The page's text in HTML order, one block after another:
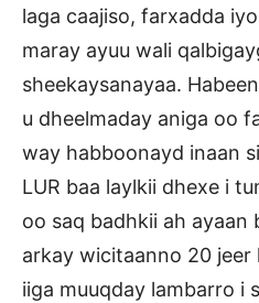
laga caajiso, farxadda
maray ayuu wali
sheekaysanayaa.
u dheelmaday aniga oo
way habboonayd inaan
LUR baa laylkii dhexe i
oo saq badhkii ah ayaan
arkay wicitaanno 20 jeer
iiga muuqday lambarro i